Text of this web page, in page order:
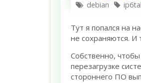
debian
Тут я попался на
не сохраняются. И
Собственно,
перезагрузке
стороннего ПО